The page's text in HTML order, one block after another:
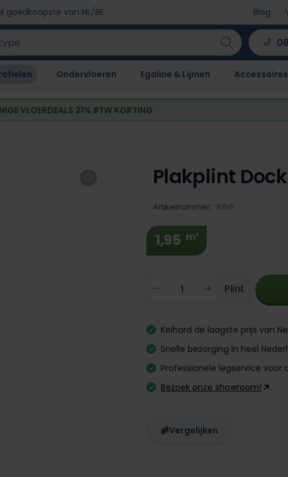
goedkoopste van NL/BE Blog
Ondervloeren Egaline & Lijmen Accessoires
VLOERDEALS 21% BTW KORTING
Plakplint
Artikelnummer: 6156
1,95 m¹
Plint
Keihard de laagste prijs van
Snelle bezorging in heel
Professionele legservice voor
Bezoek onze showroom!
Vergelijken